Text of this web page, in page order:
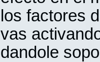
los factores
vas
dandole